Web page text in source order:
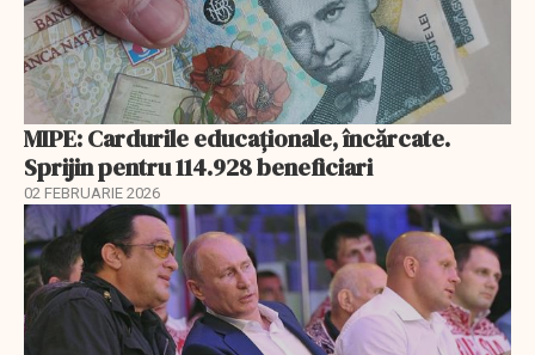
MIPE: Cardurile educaţionale, încărcate.
Sprijin pentru 114.928 beneficiari
02 FEBRUARIE 2026